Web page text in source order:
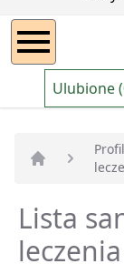
Ulubione
Strona
Lista